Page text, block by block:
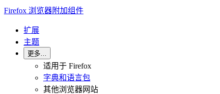
Firefox 浏览器附加组件
扩展
主题
更多…
适用于 Firefox
字典和语言包
其他浏览器网站